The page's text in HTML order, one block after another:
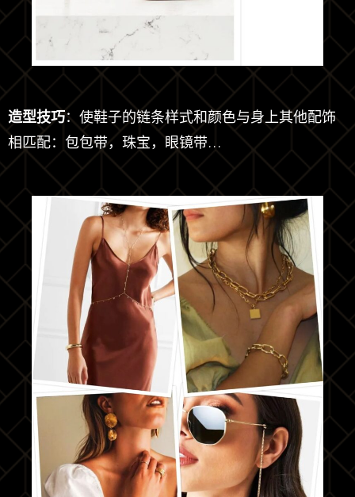
造型技巧：使鞋子的链条样式和颜色与身上其他配饰
相匹配：包包带，珠宝，眼镜带…